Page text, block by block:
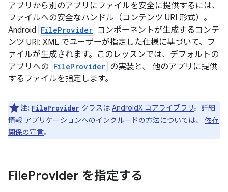
アプリから別のアプリにファイルを安全に提供するには、
ファイルへの安全なハンドル（コンテンツ URI 形式）。
Android FileProvider コンポーネントが生成するコンテ
ンツ URI: XML でユーザーが指定した仕様に基づいて、フ
ァイルが生成されます。このレッスンでは、デフォルトの
アプリへの FileProvider の実装と、 他のアプリに提供
するファイルを指定します。
注: FileProvider クラスは AndroidX コアライブラリ。詳細
情報 アプリケーションへのインクルードの方法については、 依存
関係の宣言。
FileProvider を指定する